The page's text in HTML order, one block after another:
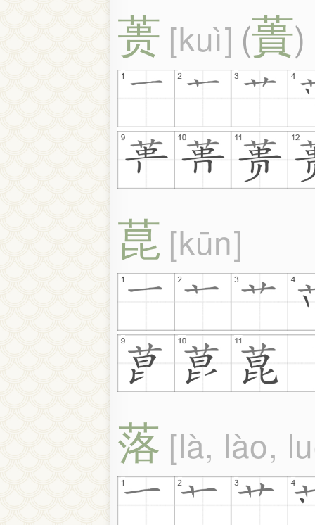
蒉 kuì (蕢)
菎 kūn
落 là, lào,